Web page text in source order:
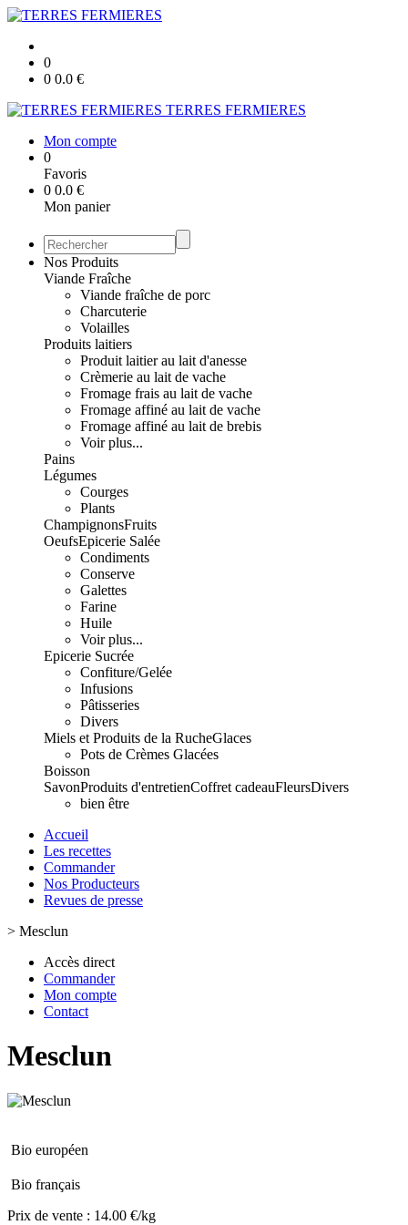
0
0 0.0 €
TERRES FERMIERES
Mon compte
0
Favoris
0 0.0 €
Mon panier
Nos Produits
Viande Fraîche
Viande fraîche de porc
Charcuterie
Volailles
Produits laitiers
Produit laitier au lait d'anesse
Crèmerie au lait de vache
Fromage frais au lait de vache
Fromage affiné au lait de vache
Fromage affiné au lait de brebis
Voir plus...
Pains
Légumes
Courges
Plants
ChampignonsFruits
OeufsEpicerie Salée
Condiments
Conserve
Galettes
Farine
Huile
Voir plus...
Epicerie Sucrée
Confiture/Gelée
Infusions
Pâtisseries
Divers
Miels et Produits de la RucheGlaces
Pots de Crèmes Glacées
Boisson
SavonProduits d'entretienCoffret cadeauFleursDivers
bien être
Accueil
Les recettes
Commander
Nos Producteurs
Revues de presse
> Mesclun
Accès direct
Commander
Mon compte
Contact
Mesclun
Bio européen
Bio français
Prix de vente : 14.00 €/kg